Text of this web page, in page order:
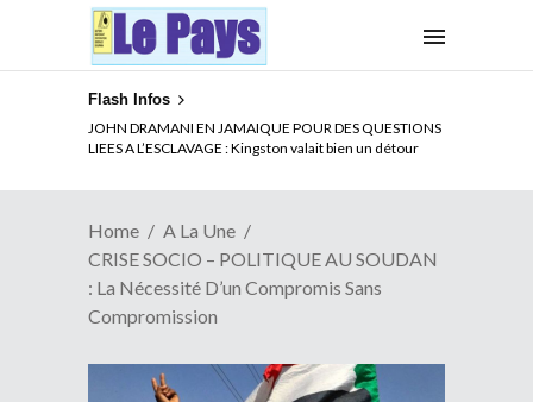
Flash Infos
JOHN DRAMANI EN JAMAIQUE POUR DES QUESTIONS
LIEES A L’ESCLAVAGE : Kingston valait bien un détour
ELECTION DE TALON A LA TETE DU SENAT BENINOIS :
Quand Patrice quitte le pouvoir sans partir !
Home
A La Une
CRISE SOCIO – POLITIQUE AU SOUDAN
: La Nécessité D’un Compromis Sans
Compromission